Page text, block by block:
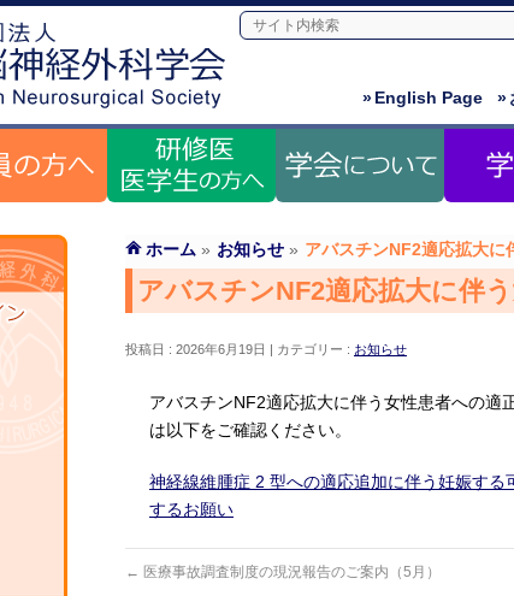
»
»English Page
ホーム » お知らせ » アバスチンNF2適応拡大に
アバスチンNF2適応拡大に伴
投稿日 : 2026年6月19日 カテゴリー : お知らせ
アバスチンNF2適応拡大に伴う女性患者への適
は以下をご確認ください。
神経線維腫症 2 型への適応追加に伴う妊娠す
するお願い
← 医療事故調査制度の現況報告のご案内（5月）